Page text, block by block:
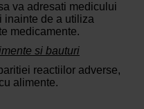
va adresati medicului
inainte de a utiliza
medicamente.
si bauturi
reactiilor adverse,
alimente.